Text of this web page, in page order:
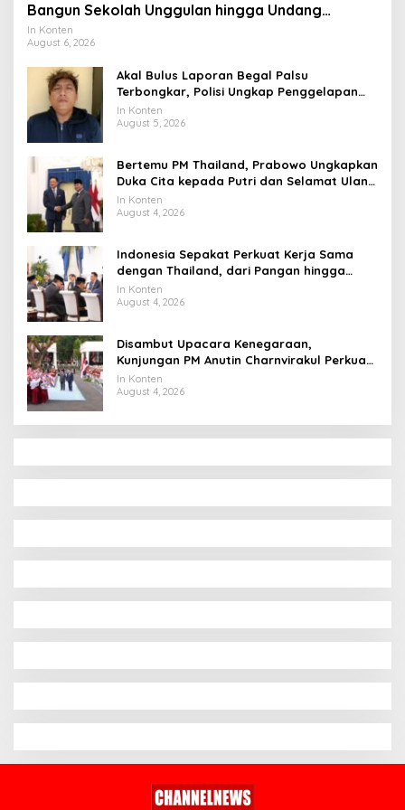
Bangun Sekolah Unggulan hingga Undang
Universitas Terbaik Dunia
In Konten
August 6, 2026
Akal Bulus Laporan Begal Palsu
Terbongkar, Polisi Ungkap Penggelapan
Uang Perusahaan untuk Crypto
In Konten
August 5, 2026
Bertemu PM Thailand, Prabowo Ungkapkan
Duka Cita kepada Putri dan Selamat Ulang
Tahun ke Raja Thailand
In Konten
August 4, 2026
Indonesia Sepakat Perkuat Kerja Sama
dengan Thailand, dari Pangan hingga
Ekonomi Digital
In Konten
August 4, 2026
Disambut Upacara Kenegaraan,
Kunjungan PM Anutin Charnvirakul Perkuat
Hubungan Indonesia-Thailand
In Konten
August 4, 2026